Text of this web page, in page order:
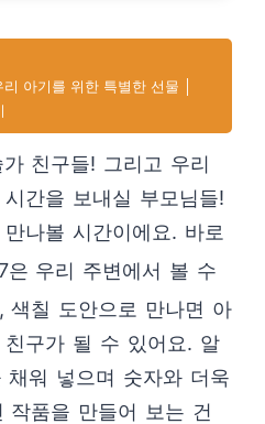
아기를 위한 특별한 선물 │
친구들! 그리고 우리
간을 보내실 부모님들!
나볼 시간이에요. 바로
은 우리 주변에서 볼 수
색칠 도안으로 만나면 아
구가 될 수 있어요. 알
채워 넣으며 숫자와 더욱
작품을 만들어 보는 건